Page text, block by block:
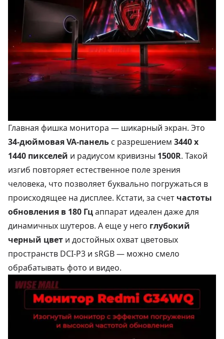
Главная фишка монитора — шикарный экран. Это
34-дюймовая VA-панель с разрешением 3440 х
1440 пикселей и радиусом кривизны 1500R. Такой
изгиб повторяет естественное поле зрения
человека, что позволяет буквально погружаться в
происходящее на дисплее. Кстати, за счет частоты
обновления в 180 Гцаппарат идеален даже для
динамичных шутеров. А еще у него глубокий
черный цвет и достойных охват цветовых
пространств DCI-P3 и sRGB — можно смело
обрабатывать фото и видео.